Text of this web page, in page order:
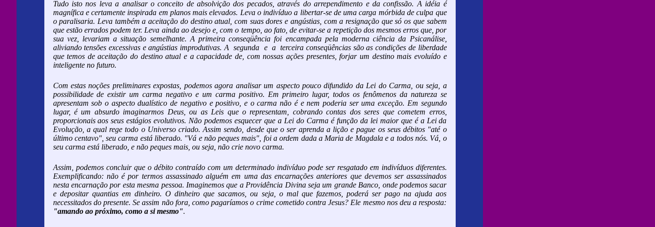
Tudo isto nos leva a analisar o conceito de absolvição dos pecados, através do arrependimento e da confissão. A idéia é
magnífica e certamente inspirada em planos mais elevados. Leva o indivíduo a libertar-se de uma carga mórbida de culpa que
o paralisaria. Leva também a aceitação do destino atual, com suas dores e angústias, com a resignação que só os que sabem
que estão errados podem ter. Leva ainda ao desejo e, com o tempo, ao fato, de evitar-se a repetição dos mesmos erros que, por
sua vez, levariam a situação semelhante. A primeira conseqüência foi encampada pela moderna ciência da Psicanálise,
aliviando tensões excessivas e angústias improdutivas. A segunda e a terceira conseqüências são as condições de liberdade
que temos de aceitação do destino atual e a capacidade de, com nossas ações presentes, forjar um destino mais evoluído e
inteligente no futuro.
Com estas noções preliminares expostas, podemos agora analisar um aspecto pouco difundido da Lei do Carma, ou seja, a
possibilidade de existir um carma negativo e um carma positivo. Em primeiro lugar, todos os fenômenos da natureza se
apresentam sob o aspecto dualístico de negativo e positivo, e o carma não é e nem poderia ser uma exceção. Em segundo
lugar, é um absurdo imaginarmos Deus, ou as Leis que o representam, cobrando contas dos seres que cometem erros,
proporcionais aos seus estágios evolutivos. Não podemos esquecer que a Lei do Carma é função da lei maior que é a Lei da
Evolução, a qual rege todo o Universo criado. Assim sendo, desde que o ser aprenda a lição e pague os seus débitos "até o
último centavo", seu carma está liberado. "Vá e não peques mais", foi a ordem dada a Maria de Magdala e a todos nós. Vá, o
seu carma está liberado, e não peques mais, ou seja, não crie novo carma.
Assim, podemos concluir que o débito contraído com um determinado indivíduo pode ser resgatado em indivíduos diferentes.
Exemplificando: não é por termos assassinado alguém em uma das encarnações anteriores que devemos ser assassinados
nesta encarnação por esta mesma pessoa. Imaginemos que a Providência Divina seja um grande Banco, onde podemos sacar
e depositar quantias em dinheiro. O dinheiro que sacamos, ou seja, o mal que fazemos, poderá ser pago na ajuda aos
necessitados do presente. Se assim não fora, como pagaríamos o crime cometido contra Jesus? Ele mesmo nos deu a resposta:
"amando ao próximo, como a si mesmo".